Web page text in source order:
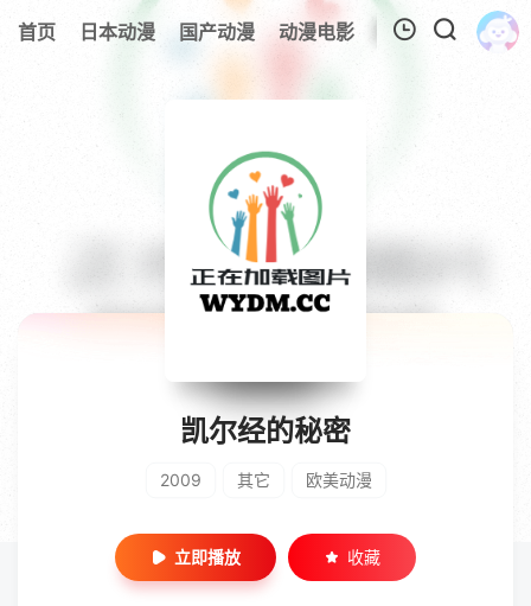
首页 日本动漫 国产动漫 动漫电影 欧美动漫 追剧
我的观影记录
暂无观看影片的记录
凯尔经的秘密
2009 其它 欧美动漫
立即播放 收藏